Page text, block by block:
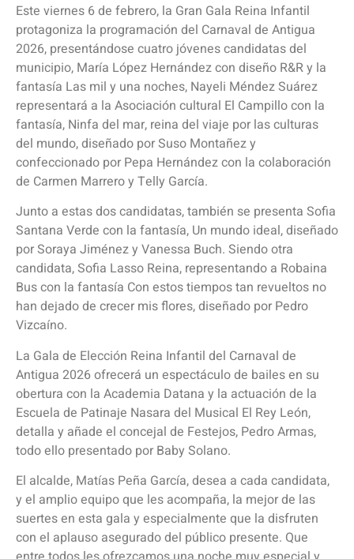
Este viernes 6 de febrero, la Gran Gala Reina Infantil
protagoniza la programación del Carnaval de Antigua
2026, presentándose cuatro jóvenes candidatas del
municipio, María López Hernández con diseño R&R y la
fantasía Las mil y una noches, Nayeli Méndez Suárez
representará a la Asociación cultural El Campillo con la
fantasía, Ninfa del mar, reina del viaje por las culturas
del mundo, diseñado por Suso Montañez y
confeccionado por Pepa Hernández con la colaboración
de Carmen Marrero y Telly García.
Junto a estas dos candidatas, también se presenta Sofia
Santana Verde con la fantasía, Un mundo ideal, diseñado
por Soraya Jiménez y Vanessa Buch. Siendo otra
candidata, Sofia Lasso Reina, representando a Robaina
Bus con la fantasía Con estos tiempos tan revueltos no
han dejado de crecer mis flores, diseñado por Pedro
Vizcaíno.
La Gala de Elección Reina Infantil del Carnaval de
Antigua 2026 ofrecerá un espectáculo de bailes en su
obertura con la Academia Datana y la actuación de la
Escuela de Patinaje Nasara del Musical El Rey León,
detalla y añade el concejal de Festejos, Pedro Armas,
todo ello presentado por Baby Solano.
El alcalde, Matías Peña García, desea a cada candidata,
y el amplio equipo que les acompaña, la mejor de las
suertes en esta gala y especialmente que la disfruten
con el aplauso asegurado del público presente. Que